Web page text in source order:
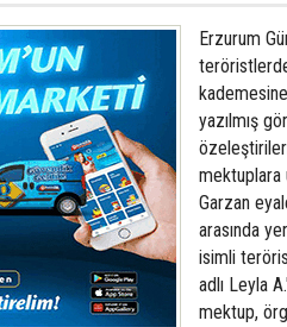
Erzurum
yazılmış
mektuplara
Garzan
arasında
isimli
adlı Leyla
mektup,